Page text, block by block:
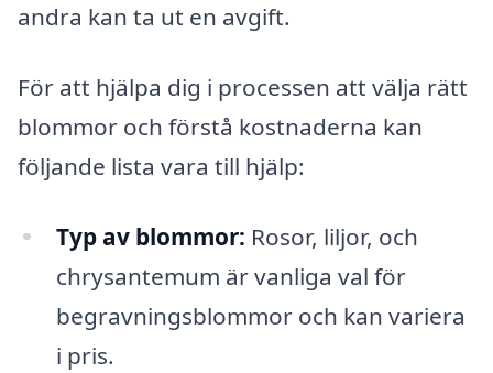
andra kan ta ut en avgift.
För att hjälpa dig i processen att välja rätt
blommor och förstå kostnaderna kan
följande lista vara till hjälp:
Typ av blommor: Rosor, liljor, och
chrysantemum är vanliga val för
begravningsblommor och kan variera
i pris.